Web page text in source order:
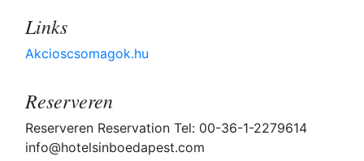
Links
Akcioscsomagok.hu
Reserveren
Reserveren Reservation Tel: 00-36-1-2279614
info@hotelsinboedapest.com